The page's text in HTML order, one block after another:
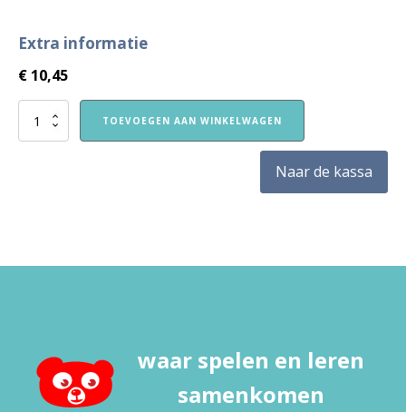
Extra informatie
€ 10,45
Keukenset
TOEVOEGEN AAN WINKELWAGEN
Naar de kassa
waar spelen en leren
samenkomen